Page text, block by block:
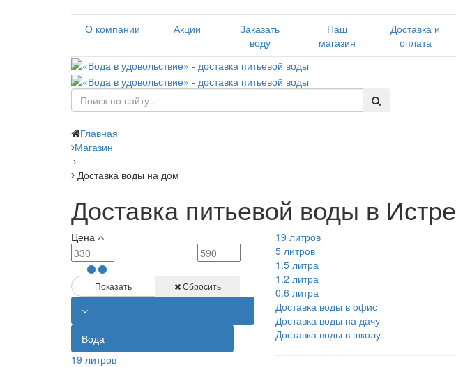
О компании Акции
Заказать
воду
Наш
магазин
Доставка и
оплата
Главная
Магазин
Доставка воды на дом
Доставка питьевой воды в Истре
Цена
Показать Сбросить
Вода
19 литров
19 литров
5 литров
1.5 литра
1.2 литра
0.6 литра
Доставка воды в офис
Доставка воды на дачу
Доставка воды в школу